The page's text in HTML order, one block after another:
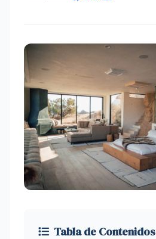
Tabla de Contenidos